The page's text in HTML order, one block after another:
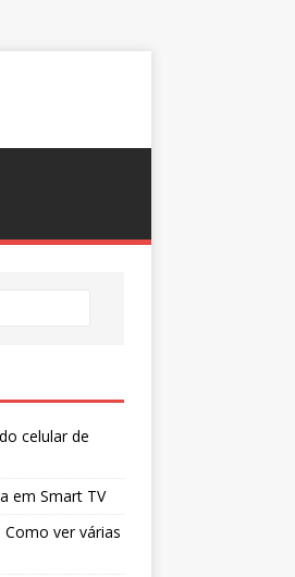
celular de
em Smart TV
Como ver várias